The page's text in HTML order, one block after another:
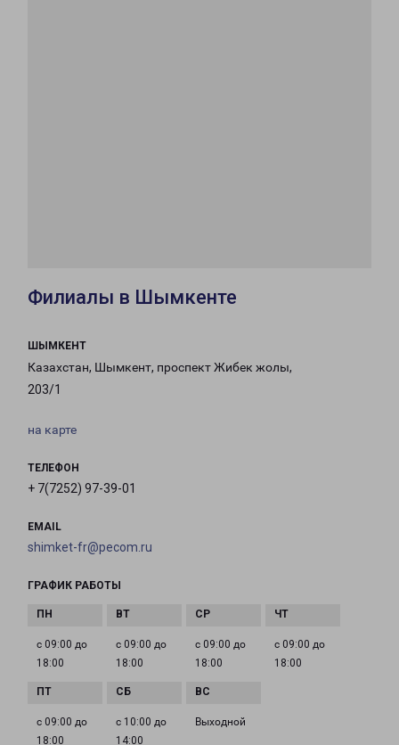
Филиалы в Шымкенте
ШЫМКЕНТ
Казахстан, Шымкент, проспект Жибек жолы,
203/1
на карте
ТЕЛЕФОН
+ 7(7252) 97-39-01
EMAIL
shimket-fr@pecom.ru
ГРАФИК РАБОТЫ
с 09:00 до
18:00
с 09:00 до
18:00
с 09:00 до
18:00
с 09:00 до
18:00
с 09:00 до
18:00
с 10:00 до
14:00
Выходной